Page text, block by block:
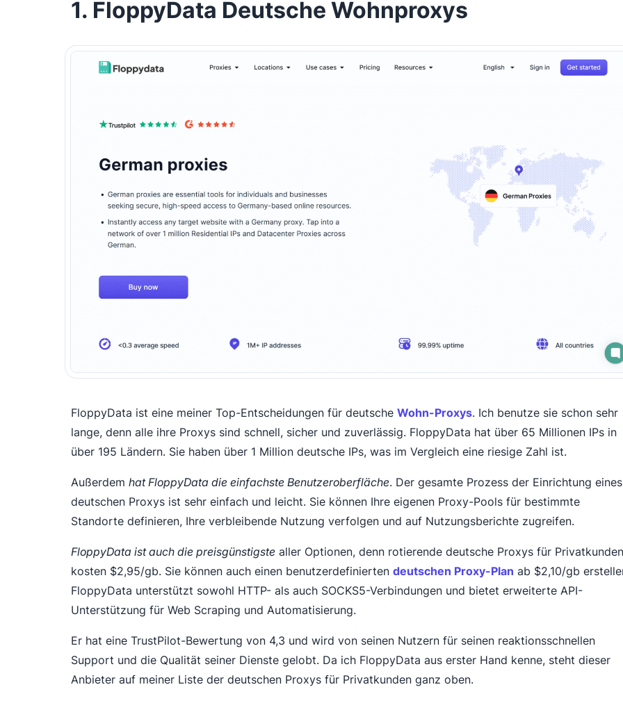
1. FloppyData Deutsche Wohnproxys
FloppyData ist eine meiner Top-Entscheidungen für deutsche Wohn-Proxys. Ich benutze sie schon sehr
lange, denn alle ihre Proxys sind schnell, sicher und zuverlässig. FloppyData hat über 65 Millionen IPs in
über 195 Ländern. Sie haben über 1 Million deutsche IPs, was im Vergleich eine riesige Zahl ist.
Außerdem hat FloppyData die einfachste Benutzeroberfläche. Der gesamte Prozess der Einrichtung eines
deutschen Proxys ist sehr einfach und leicht. Sie können Ihre eigenen Proxy-Pools für bestimmte
Standorte definieren, Ihre verbleibende Nutzung verfolgen und auf Nutzungsberichte zugreifen.
FloppyData ist auch die preisgünstigste aller Optionen, denn rotierende deutsche Proxys für Privatkunden
kosten $2,95/gb. Sie können auch einen benutzerdefinierten deutschen Proxy-Plan ab $2,10/gb
FloppyData unterstützt sowohl HTTP- als auch SOCKS5-Verbindungen und bietet erweiterte API-
Unterstützung für Web Scraping und Automatisierung.
Er hat eine TrustPilot-Bewertung von 4,3 und wird von seinen Nutzern für seinen reaktionsschnellen
Support und die Qualität seiner Dienste gelobt. Da ich FloppyData aus erster Hand kenne, steht dieser
Anbieter auf meiner Liste der deutschen Proxys für Privatkunden ganz oben.